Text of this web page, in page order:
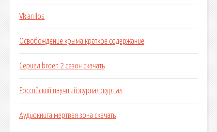
Vk anilos
Освобождение крыма краткое содержание
Сериал broen 2 сезон скачать
Российский научный журнал журнал
Аудиокнига мертвая зона скачать